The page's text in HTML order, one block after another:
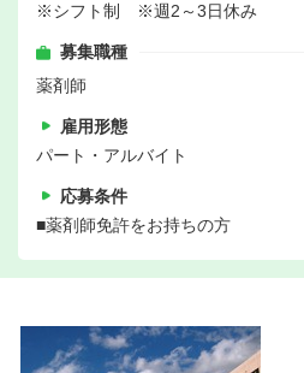
※シフト制 ※週2～3日休み
募集職種
薬剤師
雇用形態
パート・アルバイト
応募条件
■薬剤師免許をお持ちの方